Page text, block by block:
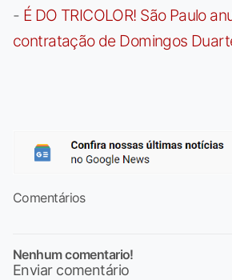
- É DO TRICOLOR! São Paulo
contratação de Domingos
Comentários
Nenhum comentario!
Enviar comentário